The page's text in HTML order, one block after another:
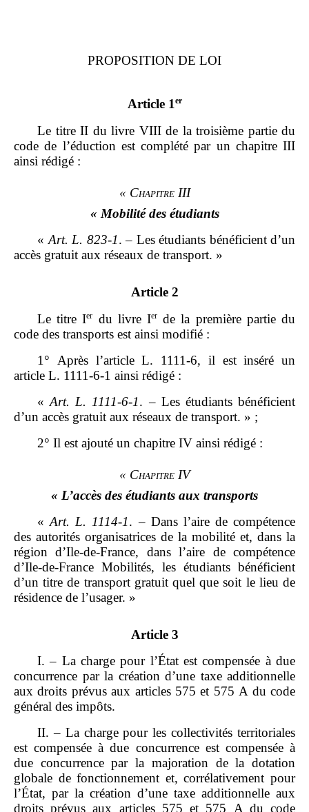
PROPOSITION DE LOI
Article 1er
Le titre II du livre VIII de la troisième partie du
code de l’éduction est complété par un chapitre III
ainsi rédigé :
« Chapitre III
« Mobilité des étudiants
« Art. L. 823‑1. – Les étudiants bénéficient d’un
accès gratuit aux réseaux de transport. »
Article 2
Le titre Ier du livre Ier de la première partie du
code des transports est ainsi modifié :
1° Après l’article L. 1111‑6, il est inséré un
article L. 1111‑6‑1 ainsi rédigé :
«Art. L. 1111‑6‑1. – Les étudiants bénéficient
d’un accès gratuit aux réseaux de transport. » ;
2° Il est ajouté un chapitre IV ainsi rédigé :
« Chapitre IV
« L’accès des étudiants aux transports
«Art. L. 1114‑1. – Dans l’aire de compétence
des autorités organisatrices de la mobilité et, dans la
région d’Ile‑de‑France, dans l’aire de compétence
d’Ile‑de‑France Mobilités, les étudiants bénéficient
d’un titre de transport gratuit quel que soit le lieu de
résidence de l’usager. »
Article 3
I. – La charge pour l’État est compensée à due
concurrence par la création d’une taxe additionnelle
aux droits prévus aux articles 575 et 575 A du code
général des impôts.
II. – La charge pour les collectivités territoriales
est compensée à due concurrence est compensée à
due concurrence par la majoration de la dotation
globale de fonctionnement et, corrélativement pour
l’État, par la création d’une taxe additionnelle aux
droits prévus aux articles 575 et 575 A du code